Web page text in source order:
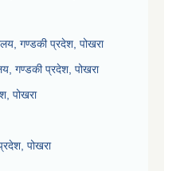
गण्डकी प्रदेश, पोखरा
गण्डकी प्रदेश, पोखरा
पोखरा
पोखरा